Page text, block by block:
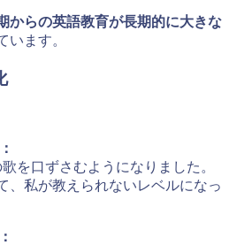
からの英語教育が長期的に大きな
います。
を口ずさむようになりました。
、私が教えられないレベルになっ